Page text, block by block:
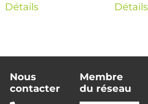
Détails Détails
Nous
contacter
Membre
du réseau